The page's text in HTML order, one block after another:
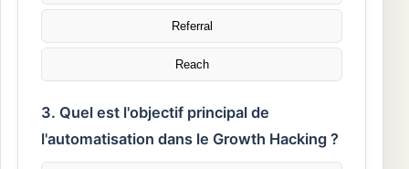
Referral
Reach
3. Quel est l'objectif principal de
l'automatisation dans le Growth Hacking ?